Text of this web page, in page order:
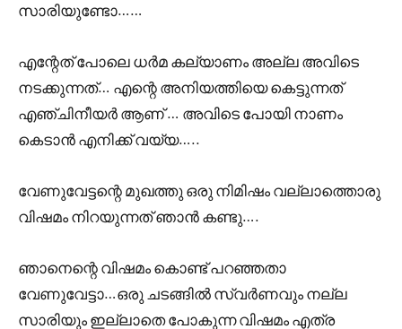
സാരിയുണ്ടോ……
എന്റേത് പോലെ ധർമ കല്യാണം അല്ല അവിടെ
നടക്കുന്നത്… എന്റെ അനിയത്തിയെ കെട്ടുന്നത്
എഞ്ചിനീയർ ആണ് … അവിടെ പോയി നാണം
കെടാൻ എനിക്ക് വയ്യ…..
വേണുവേട്ടന്റെ മുഖത്തു ഒരു നിമിഷം വല്ലാത്തൊരു
വിഷമം നിറയുന്നത് ഞാൻ കണ്ടു….
ഞാനെന്റെ വിഷമം കൊണ്ട് പറഞ്ഞതാ
വേണുവേട്ടാ…ഒരു ചടങ്ങിൽ സ്വർണവും നല്ല
സാരിയും ഇല്ലാതെ പോകുന്ന വിഷമം എത്ര